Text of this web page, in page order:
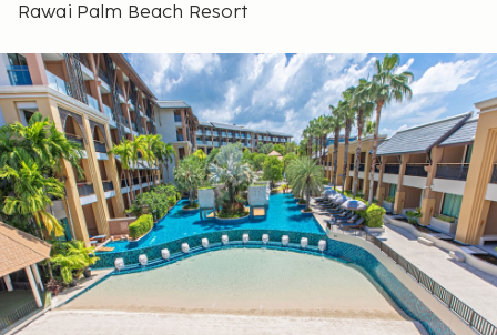
Rawai Palm Beach Resort